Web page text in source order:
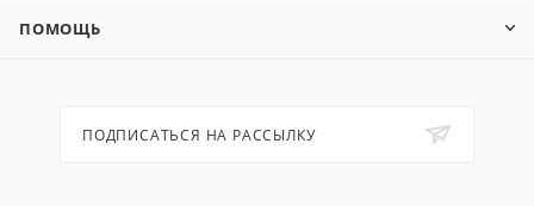
ПОМОЩЬ
ПОДПИСАТЬСЯ НА РАССЫЛКУ